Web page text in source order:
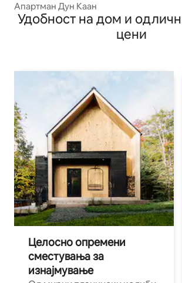
Апартман Дун Каан
Удобност на дом и
цени
Целосно опремени
сместувања за
изнајмување